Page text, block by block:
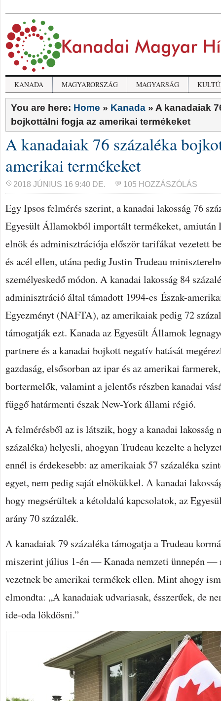
KANADA MAGYARORSZÁG MAGYARSÁG
You are here: Home » Kanada » A kanadaiak
bojkottálni fogja az amerikai termékeket
A kanadaiak 76 százaléka
amerikai termékeket
2018 JÚNIUS 16 9:40 DE. 105 HOZZÁSZÓLÁS
Egy Ipsos felmérés szerint, a kanadai lakosság 76
Egyesült Államokból importált termékeket, amiután
elnök és adminisztrációja először tarifákat vezetett
és acél ellen, utána pedig Justin Trudeau
személyeskedő módon. A kanadai lakosság 84
adminisztráció által támadott 1994-es Észak-
Egyezményt (NAFTA), az amerikaiak pedig 72
támogatják ezt. Kanada az Egyesült Államok
partnere és a kanadai bojkott negatív hatását
gazdaság, elsősorban az ipar és az amerikai
bortermelők, valamint a jelentős részben kanadai
függő határmenti észak New-York állami régió.
A felmérésből az is látszik, hogy a kanadai lakosság
százaléka) helyesli, ahogyan Trudeau kezelte a
ennél is érdekesebb: az amerikaiak 57 százaléka
egyet, nem pedig saját elnökükkel. A kanadai
hogy megsérültek a kétoldalú kapcsolatok, az
arány 70 százalék.
A kanadaiak 79 százaléka támogatja a Trudeau
miszerint július 1-én — Kanada nemzeti ünnepén —
vezetnek be amerikai termékek ellen. Mint ahogy
elmondta: „A kanadaiak udvariasak, ésszerűek, de
ide-oda lökdösni.”